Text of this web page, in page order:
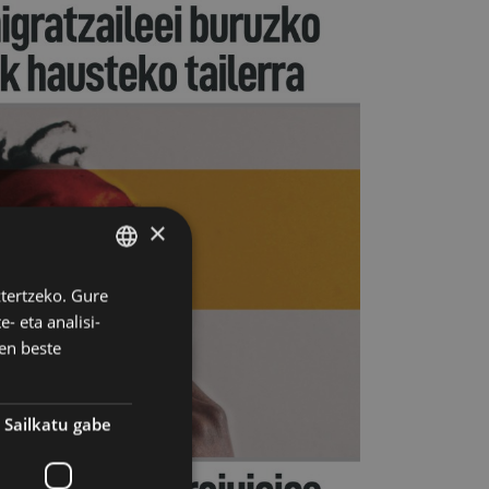
BASQUE
SPANISH
×
Gure
eta analisi-
beste
Sailkatu gabe